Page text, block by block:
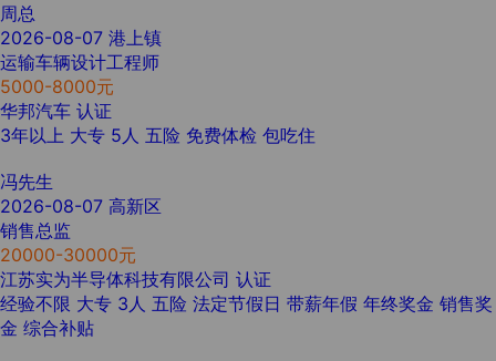
周总
2026-08-07 港上镇
运输车辆设计工程师
5000-8000元
华邦汽车 认证
3年以上 大专 5人 五险 免费体检 包吃住
冯先生
2026-08-07 高新区
销售总监
20000-30000元
江苏实为半导体科技有限公司 认证
经验不限 大专 3人 五险 法定节假日 带薪年假 年终奖金 销售奖
金 综合补贴